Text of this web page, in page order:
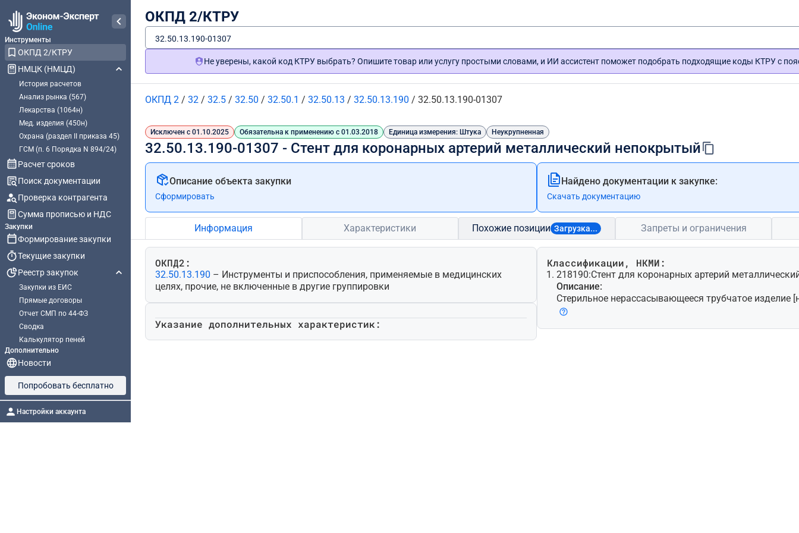
Инструменты
ОКПД 2/КТРУ
НМЦК (НМЦД)
История расчетов
Анализ рынка (567)
Лекарства (1064н)
Мед. изделия (450н)
Охрана (раздел II приказа 45)
ГСМ (п. 6 Порядка N 894/24)
Расчет сроков
Поиск документации
Проверка контрагента
Сумма прописью и НДС
Закупки
Формирование закупки
Текущие закупки
Реестр закупок
Закупки из ЕИС
Прямые договоры
Отчет СМП по 44-ФЗ
Сводка
Калькулятор пеней
Дополнительно
Новости
Попробовать бесплатно
Настройки аккаунта
ОКПД 2/КТРУ
32.50.13.190-01307
Не уверены, какой код КТРУ выбрать? Опишите товар или услугу простыми словами, и ИИ ассистент поможет подобрать подходящие коды КТРУ с
ОКПД 2 / 32 / 32.5 / 32.50 / 32.50.1 / 32.50.13 / 32.50.13.190 / 32.50.13.190-01307
Исключен с 01.10.2025 Обязательна к применению с 01.03.2018 Единица измерения: Штука Неукрупненная
32.50.13.190-01307 - Стент для коронарных артерий металлический непокрытый
Описание объекта закупки
Сформировать
Найдено документации к закупке:
Скачать документацию
Информация Характеристики Похожие позиции Загрузка... Запреты и ограничения
ОКПД2:
32.50.13.190 – Инструменты и приспособления, применяемые в медицинских
целях, прочие, не включенные в другие группировки
Указание дополнительных характеристик:
Классификации, НКМИ:
218190:Стент для коронарных артерий
Описание:
Стерильное нерассасывающееся трубчатое изделие
ический стент], предназначенное для имплантации в